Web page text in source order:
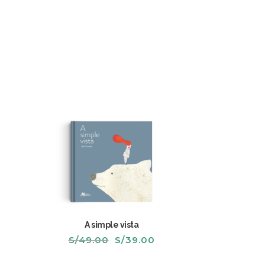
A simple vista
S/49.00 El
S/39.00